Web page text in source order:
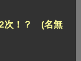
2次！？ (名無